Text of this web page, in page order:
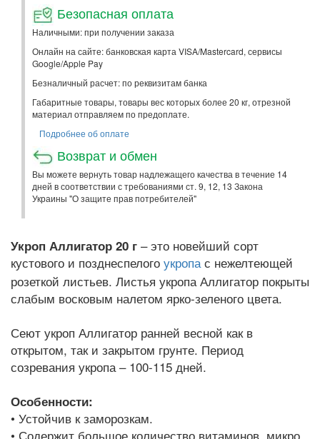
Безопасная оплата
Наличными: при получении заказа
Онлайн на сайте: банковская карта VISA/Mastercard, сервисы
Google/Apple Pay
Безналичный расчет: по реквизитам банка
Габаритные товары, товары вес которых более 20 кг, отрезной
материал отправляем по предоплате.
Подробнее об оплате
Возврат и обмен
Вы можете вернуть товар надлежащего качества в течение 14
дней в соответствии с требованиями ст. 9, 12, 13 Закона
Украины "О защите прав потребителей"
Укроп Аллигатор 20 г – это новейший сорт
кустового и позднеспелого укропас нежелтеющей
розеткой листьев. Листья укропа Аллигатор покрыты
слабым восковым налетом ярко-зеленого цвета.
Сеют укроп Аллигатор ранней весной как в
открытом, так и закрытом грунте. Период
созревания укропа – 100-115 дней.
Особенности:
• Устойчив к заморозкам.
• Содержит большое количество витаминов, микро